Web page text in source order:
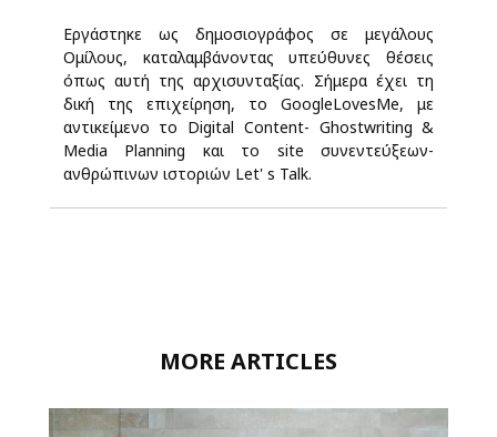
Εργάστηκε ως δημοσιογράφος σε μεγάλους
Ομίλους, καταλαμβάνοντας υπεύθυνες θέσεις
όπως αυτή της αρχισυνταξίας. Σήμερα έχει τη
δική της επιχείρηση, το GoogleLovesMe, με
αντικείμενο το Digital Content- Ghostwriting &
Media Planning και το site συνεντεύξεων-
ανθρώπινων ιστοριών Let' s Talk.
MORE ARTICLES